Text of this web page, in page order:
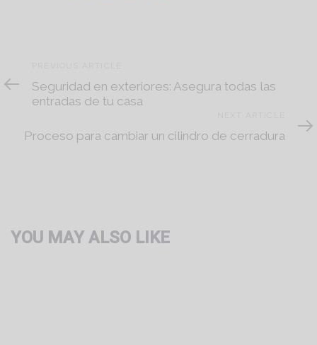
Article
Seguridad en exteriores: Asegura todas las
entradas de tu casa
Article
Proceso para cambiar un cilindro de cerradura
YOU MAY ALSO LIKE